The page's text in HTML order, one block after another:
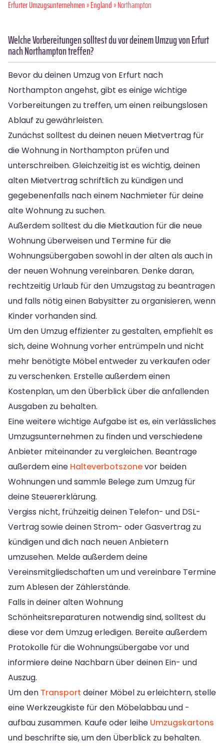
Erfurter Umzugsunternehmen»England» Northampton
Welche Vorbereitungen solltest du vor deinem Umzug von Erfurt
nach Northampton treffen?
Bevor du deinen Umzug von Erfurt nach
Northampton angehst, gibt es einige wichtige
Vorbereitungen zu treffen, um einen reibungslosen
Ablauf zu gewährleisten.
Zunächst solltest du deinen neuen Mietvertrag für
die Wohnung in Northampton prüfen und
unterschreiben. Gleichzeitig ist es wichtig, deinen
alten Mietvertrag schriftlich zu kündigen und
gegebenenfalls nach einem Nachmieter für deine
alte Wohnung zu suchen.
Außerdem solltest du die Mietkaution für die neue
Wohnung überweisen und Termine für die
Wohnungsübergaben sowohl in der alten als auch in
der neuen Wohnung vereinbaren. Denke daran,
rechtzeitig Urlaub für den Umzugstag zu beantragen
und falls nötig einen Babysitter zu organisieren, wenn
Kinder vorhanden sind.
Um den Umzug effizienter zu gestalten, empfiehlt es
sich, deine Wohnung vorher entrümpeln und nicht
mehr benötigte Möbel entweder zu verkaufen oder
zu verschenken. Erstelle außerdem einen
Kostenplan, um den Überblick über die anfallenden
Ausgaben zu behalten.
Eine weitere wichtige Aufgabe ist es, ein verlässliches
Umzugsunternehmen zu finden und verschiedene
Anbieter miteinander zu vergleichen. Beantrage
außerdem eine Halteverbotszonevor beiden
Wohnungen und sammle Belege zum Umzug für
deine Steuererklärung.
Vergiss nicht, frühzeitig deinen Telefon- und DSL-
Vertrag sowie deinen Strom- oder Gasvertrag zu
kündigen und dich nach neuen Anbietern
umzusehen. Melde außerdem deine
Vereinsmitgliedschaften um und vereinbare Termine
zum Ablesen der Zählerstände.
Falls in deiner alten Wohnung
Schönheitsreparaturen notwendig sind, solltest du
diese vor dem Umzug erledigen. Bereite außerdem
Protokolle für die Wohnungsübergabe vor und
informiere deine Nachbarn über deinen Ein- und
Auszug.
Um den Transport deiner Möbel zu erleichtern, stelle
eine Werkzeugkiste für den Möbelabbau und -
aufbau zusammen. Kaufe oder leihe Umzugskartons
und beschrifte sie, um den Überblick zu behalten.